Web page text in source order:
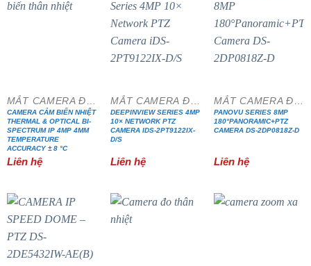
CAMERA CẢM BIẾN NHIỆT
THERMAL & OPTICAL BI-
SPECTRUM IP 4MP 4MM
TEMPERATURE
ACCURACY ± 8 °C
Liên hệ
DEEPINVIEW SERIES 4MP
10× NETWORK PTZ
CAMERA IDS-2PT9122IX-
D/S
Liên hệ
PANOVU SERIES 8MP
180°PANORAMIC+PTZ
CAMERA DS-2DP0818Z-D
Liên hệ